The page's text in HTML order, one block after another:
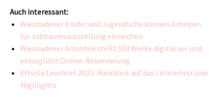
Auch interessant:
Wiesbadener Kinder und Jugendliche können Arbeiten
für Jubiläumsausstellung einreichen
Wiesbadener Artothek stellt 500 Werke digital vor und
ermöglicht Online-Reservierung
Eltville Leuchtet 2023: Rückblick auf das Lichterfest und
Highlights